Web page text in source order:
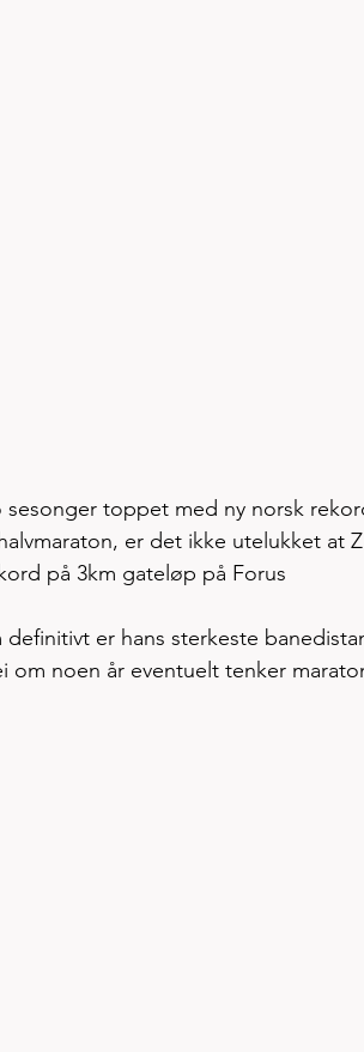
sesonger toppet med ny norsk
er det ikke utelukket at
på 3km gateløp på Forus
definitivt er hans sterkeste
om noen år eventuelt tenker